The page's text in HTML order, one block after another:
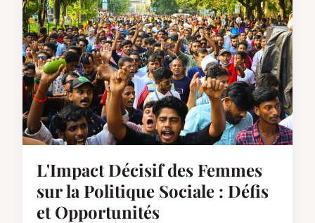
L'Impact Décisif des Femmes
sur la Politique Sociale : Défis
et Opportunités